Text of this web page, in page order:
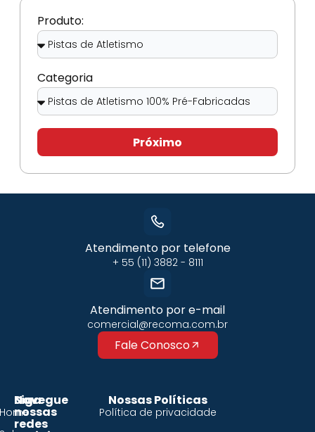
Produto:
Categoria
Próximo
Atendimento por telefone
+ 55 (11) 3882 - 8111
Atendimento por e-mail
comercial@recoma.com.br
Fale Conosco
Siga
nossas
redes
Navegue Nossas Políticas
Política de privacidade